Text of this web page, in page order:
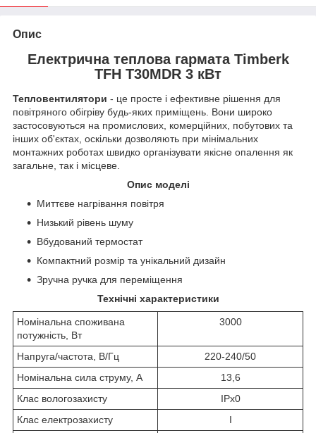
Опис
Електрична теплова гармата Timberk
TFH T30MDR 3 кВт
Тепловентилятори - це просте і ефективне рішення для
повітряного обігріву будь-яких приміщень. Вони широко
застосовуються на промислових, комерційних, побутових та
інших об'єктах, оскільки дозволяють при мінімальних
монтажних роботах швидко організувати якісне опалення як
загальне, так і місцеве.
Опис моделі
Миттєве нагрівання повітря
Низький рівень шуму
Вбудований термостат
Компактний розмір та унікальний дизайн
Зручна ручка для переміщення
Технічні характеристики
Номінальна споживана
потужність, Вт
3000
Напруга/частота, В/Гц
220-240/50
Номінальна сила струму, А
13,6
Клас вологозахисту
IPx0
Клас електрозахисту
I